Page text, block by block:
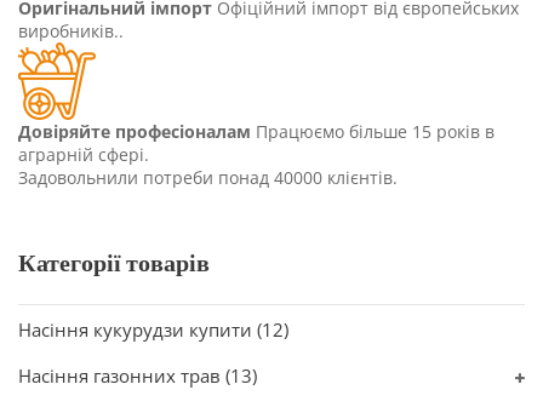
Оригінальний імпорт Офіційний імпорт від європейських
виробників..
Довіряйте професіоналам Працюємо більше 15 років в
аграрній сфері.
Задовольнили потреби понад 40000 клієнтів.
Категорії товарів
Насіння кукурудзи купити (12)
Насіння газонних трав (13)